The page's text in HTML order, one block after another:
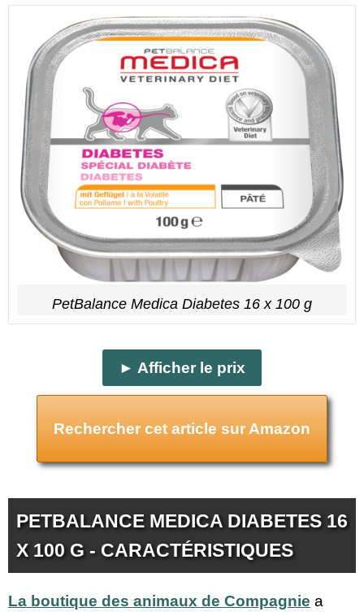
PetBalance Medica Diabetes 16 x 100 g
► Afficher le prix
Rechercher cet article sur Amazon
PETBALANCE MEDICA DIABETES 16
X 100 G - CARACTÉRISTIQUES
La boutique des animaux de Compagnie a